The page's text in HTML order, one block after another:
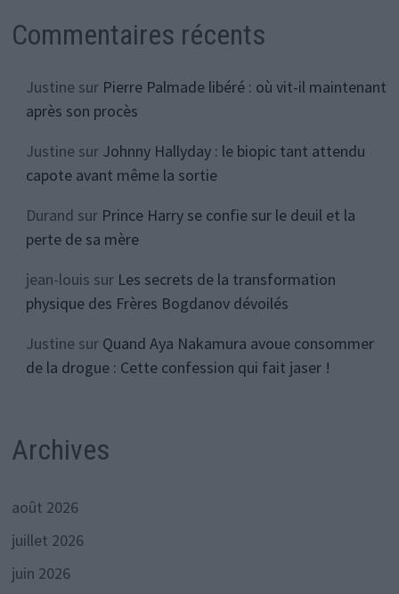
Commentaires récents
Justinesur Pierre Palmade libéré : où vit-il maintenant
après son procès
Justinesur Johnny Hallyday : le biopic tant attendu
capote avant même la sortie
Durand sur Prince Harry se confie sur le deuil et la
perte de sa mère
jean-louis sur Les secrets de la transformation
physique des Frères Bogdanov dévoilés
Justinesur Quand Aya Nakamura avoue consommer
de la drogue : Cette confession qui fait jaser !
Archives
août 2026
juillet 2026
juin 2026